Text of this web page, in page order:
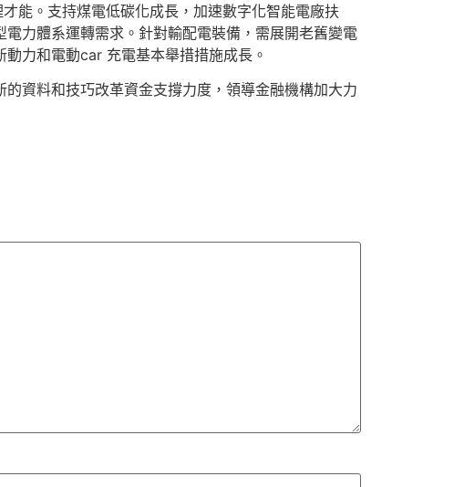
能。支持煤電低碳化成長，加速數字化智能電廠扶
力體系運轉需求。針對輸配電裝備，需展開老舊變電
力和電動car 充電基本舉措措施成長。
的資料和技巧改革資金支撐力度，領導金融機構加大力